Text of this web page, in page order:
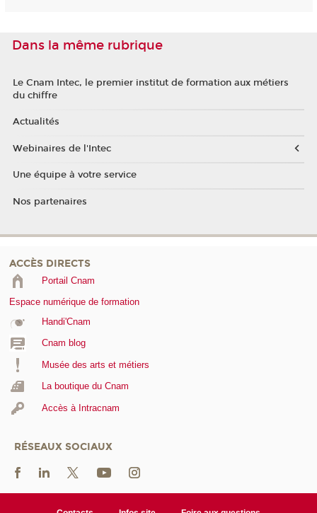
Dans la même rubrique
Le Cnam Intec, le premier institut de formation aux métiers
du chiffre
Actualités
Webinaires de l'Intec
Une équipe à votre service
Nos partenaires
ACCÈS DIRECTS
Portail Cnam
Espace numérique de formation
Handi'Cnam
Cnam blog
Musée des arts et métiers
La boutique du Cnam
Accès à Intracnam
RÉSEAUX SOCIAUX